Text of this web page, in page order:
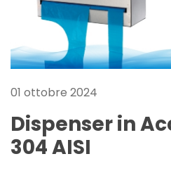
01 ottobre 2024
Dispenser in
304 AISI